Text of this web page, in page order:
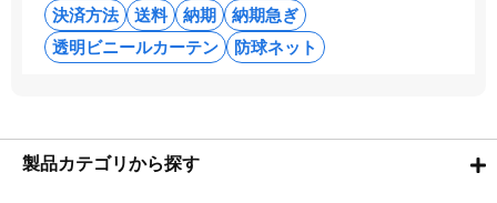
決済方法 送料 納期
納期急ぎ
透明ビニールカーテン
防球ネット
製品カテゴリから探す